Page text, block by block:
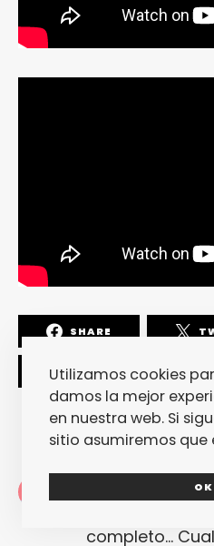
SHARE
completo...
Utilizamos cookies
damos la mejor
en nuestra web. Si
sitio asumiremos que
OK